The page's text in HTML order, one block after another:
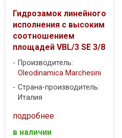
Гидрозамок линейного
исполнения с высоким
соотношением
площадей VBL/3 SE 3/8
Производитель:
Oleodinamica Marchesini
Страна-производитель:
Италия
подробнее
в наличии